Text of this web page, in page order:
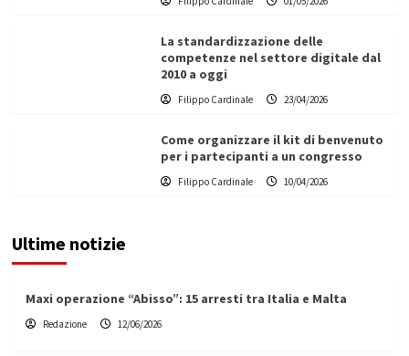
La standardizzazione delle
competenze nel settore digitale dal
2010 a oggi
Filippo Cardinale 23/04/2026
Come organizzare il kit di benvenuto
per i partecipanti a un congresso
Filippo Cardinale 10/04/2026
Ultime notizie
Maxi operazione “Abisso”: 15 arresti tra Italia e Malta
Redazione 12/06/2026